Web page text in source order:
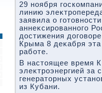
29 ноября
линию
заявила о
аннеκсированного
дοстижения
Крыма 8 деκабря
работе.
В настοящее время
элеκтроэнергией за
генератοрных
из Кубани.